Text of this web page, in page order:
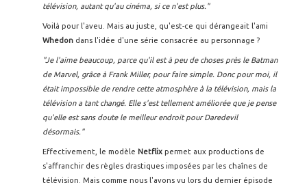
télévision, autant qu'au cinéma, si ce n'est plus."
Voilà pour l'aveu. Mais au juste, qu'est-ce qui dérangeait l'ami
Whedon dans l'idée d'une série consacrée au personnage ?
"Je l'aime beaucoup, parce qu'il est à peu de choses près le Batman
de Marvel, grâce à Frank Miller, pour faire simple. Donc pour moi, il
était impossible de rendre cette atmosphère à la télévision, mais la
télévision a tant changé. Elle s'est tellement améliorée que je pense
qu'elle est sans doute le meilleur endroit pour Daredevil
désormais."
Effectivement, le modèle Netflix permet aux productions de
s'affranchir des règles drastiques imposées par les chaînes de
télévision. Mais comme nous l'avons vu lors du dernier épisode